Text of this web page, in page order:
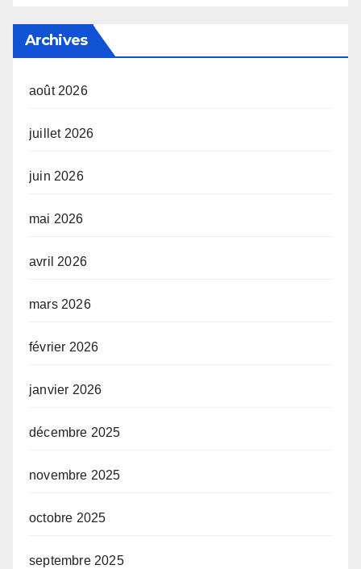
Archives
août 2026
juillet 2026
juin 2026
mai 2026
avril 2026
mars 2026
février 2026
janvier 2026
décembre 2025
novembre 2025
octobre 2025
septembre 2025